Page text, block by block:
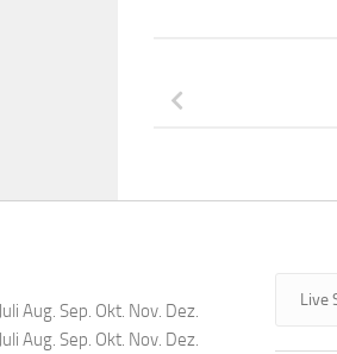
Juli Aug. Sep. Okt. Nov. Dez.
Juli Aug. Sep. Okt. Nov. Dez.